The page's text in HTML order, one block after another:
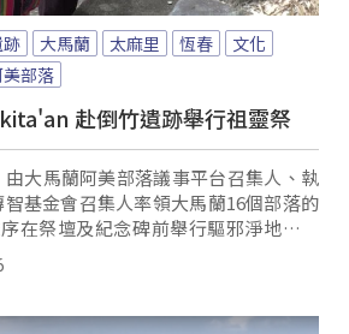
大馬蘭 太麻里 恆春
文化
美部落
赴倒竹遺跡舉行祖靈祭
大馬蘭阿美部落議事平台召集人、執
基金會召集人率領大馬蘭16個部落的
在祭壇及紀念碑前舉行驅邪淨地、喚
拜祖靈。